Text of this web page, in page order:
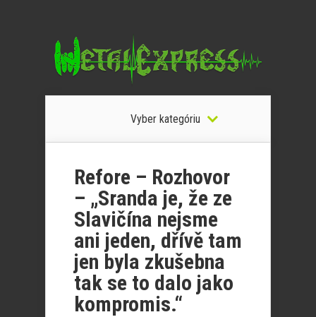
Vyber kategóriu
Refore – Rozhovor
– „Sranda je, že ze
Slavičína nejsme
ani jeden, dřívě tam
jen byla zkušebna
tak se to dalo jako
kompromis.“